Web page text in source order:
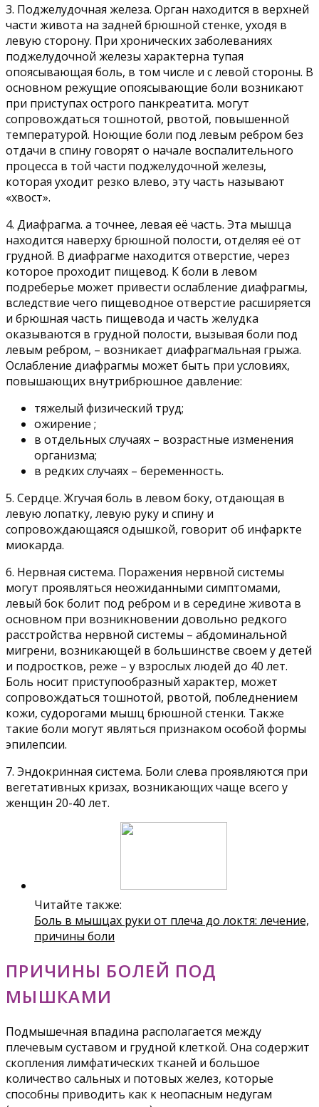
3. Поджелудочная железа. Орган находится в верхней
части живота на задней брюшной стенке, уходя в
левую сторону. При хронических заболеваниях
поджелудочной железы характерна тупая
опоясывающая боль, в том числе и с левой стороны. В
основном режущие опоясывающие боли возникают
при приступах острого панкреатита. могут
сопровождаться тошнотой, рвотой, повышенной
температурой. Ноющие боли под левым ребром без
отдачи в спину говорят о начале воспалительного
процесса в той части поджелудочной железы,
которая уходит резко влево, эту часть называют
«хвост».
4. Диафрагма. а точнее, левая её часть. Эта мышца
находится наверху брюшной полости, отделяя её от
грудной. В диафрагме находится отверстие, через
которое проходит пищевод. К боли в левом
подреберье может привести ослабление диафрагмы,
вследствие чего пищеводное отверстие расширяется
и брюшная часть пищевода и часть желудка
оказываются в грудной полости, вызывая боли под
левым ребром, – возникает диафрагмальная грыжа.
Ослабление диафрагмы может быть при условиях,
повышающих внутрибрюшное давление:
тяжелый физический труд;
ожирение ;
в отдельных случаях – возрастные изменения
организма;
в редких случаях – беременность.
5. Сердце. Жгучая боль в левом боку, отдающая в
левую лопатку, левую руку и спину и
сопровождающаяся одышкой, говорит об инфаркте
миокарда.
6. Нервная система. Поражения нервной системы
могут проявляться неожиданными симптомами,
левый бок болит под ребром и в середине живота в
основном при возникновении довольно редкого
расстройства нервной системы – абдоминальной
мигрени, возникающей в большинстве своем у детей
и подростков, реже – у взрослых людей до 40 лет.
Боль носит приступообразный характер, может
сопровождаться тошнотой, рвотой, побледнением
кожи, судорогами мышц брюшной стенки. Также
такие боли могут являться признаком особой формы
эпилепсии.
7. Эндокринная система. Боли слева проявляются при
вегетативных кризах, возникающих чаще всего у
женщин 20-40 лет.
Читайте также:
Боль в мышцах руки от плеча до локтя: лечение,
причины боли
ПРИЧИНЫ БОЛЕЙ ПОД
МЫШКАМИ
Подмышечная впадина располагается между
плечевым суставом и грудной клеткой. Она содержит
скопления лимфатических тканей и большое
количество сальных и потовых желез, которые
способны приводить как к неопасным недугам